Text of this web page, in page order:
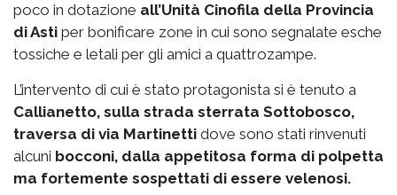
poco in dotazione all’Unità Cinofila della Provincia
di Asti per bonificare zone in cui sono segnalate esche
tossiche e letali per gli amici a quattrozampe.
L’intervento di cui è stato protagonista si è tenuto a
Callianetto, sulla strada sterrata Sottobosco,
traversa di via Martinetti dove sono stati rinvenuti
alcuni bocconi, dalla appetitosa forma di polpetta
ma fortemente sospettati di essere velenosi.